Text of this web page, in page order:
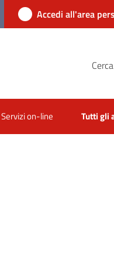
Accedi all'area
Cerca
Servizi on-line Tutti gli